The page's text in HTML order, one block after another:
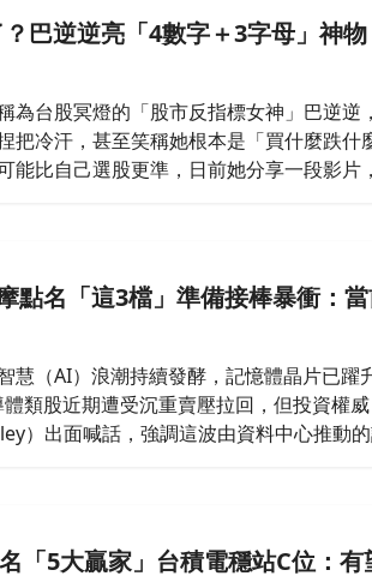
巴逆逆亮「4數字＋3字母」神
為台股冥燈的「股市反指標女神」巴逆逆
把冷汗，甚至笑稱她根本是「買什麼跌什
能比自己選股更準，日前她分享一段影片
點名「這3檔」準備接棒暴衝：
慧（AI）浪潮持續發酵，記憶體晶片已躍
類股近期遭受沉重賣壓拉回，但投資權
）出面喊話，強調這波由資料中心推動
「5大贏家」台積電穩站C位：有